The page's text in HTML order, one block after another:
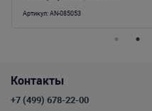
Артикул: AN-085053
Контакты
+7 (499) 678-22-00